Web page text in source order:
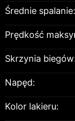
Średnie spalanie:
Prędkość
Skrzynia
Napęd:
Kolor lakieru: